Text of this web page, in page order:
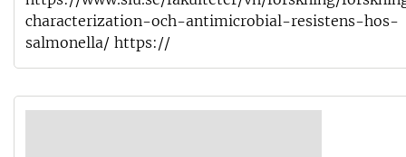
characterization-och-antimicrobial-resistens-hos-
salmonella/ https://